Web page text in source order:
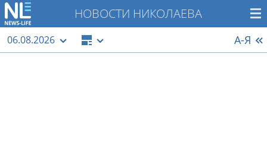
НОВОСТИ НИКОЛАЕВА
06.08.2026 А-Я